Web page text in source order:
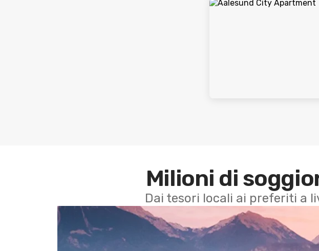
Milioni di
Dai tesori locali ai preferiti a